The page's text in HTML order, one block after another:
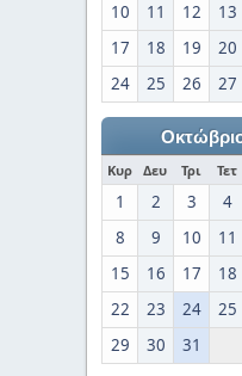
10
11 12 13
17
18 19 20
24
25 26 27
Κυρ Δευ Τρι Τετ
1 2 3 4
8
9 10 11
15
16 17 18
22
23 24 25
29
30 31